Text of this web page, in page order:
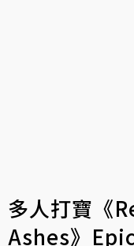
多人打寶《
Ashes》